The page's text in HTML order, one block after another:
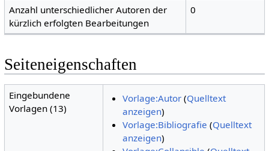
Anzahl unterschiedlicher Autoren der
kürzlich erfolgten Bearbeitungen
0
Seiteneigenschaften
Eingebundene
Vorlagen (13)
Vorlage:Autor(Quelltext
anzeigen)
Vorlage:Bibliografie (Quelltext
anzeigen)